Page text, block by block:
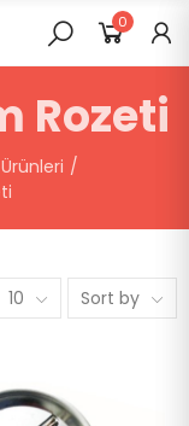
0
Rozeti
10 Sort by